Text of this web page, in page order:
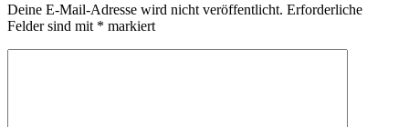
Deine E-Mail-Adresse wird nicht veröffentlicht. Erforderliche
Felder sind mit * markiert